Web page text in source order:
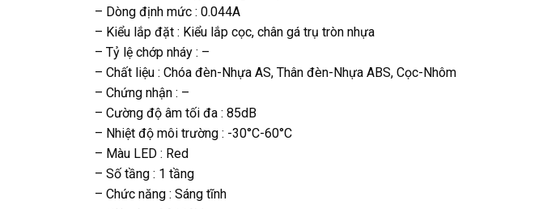
– Dòng định mức : 0.044A
– Kiểu lắp đặt : Kiểu lắp cọc, chân gá trụ tròn nhựa
– Tỷ lệ chớp nháy : –
– Chất liệu : Chóa đèn-Nhựa AS, Thân đèn-Nhựa ABS, Cọc-Nhôm
– Chứng nhận : –
– Cường độ âm tối đa : 85dB
– Nhiệt độ môi trường : -30°C-60°C
– Màu LED : Red
– Số tầng : 1 tầng
– Chức năng : Sáng tĩnh